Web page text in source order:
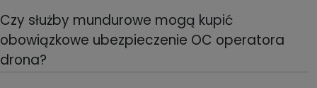
Czy służby mundurowe mogą kupić
obowiązkowe ubezpieczenie OC operatora
drona?